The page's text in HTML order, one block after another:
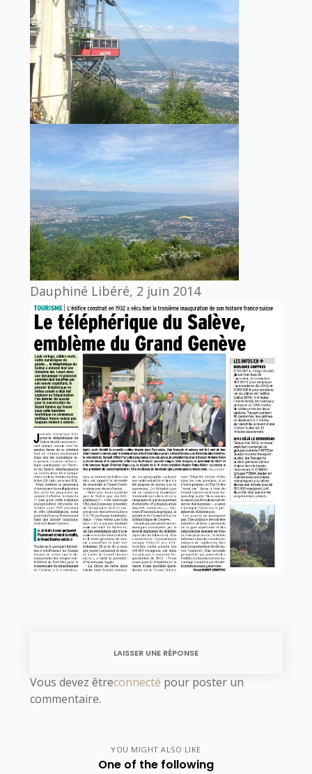
Dauphiné Libéré, 2 juin 2014
LAISSER UNE RÉPONSE
Vous devez êtreconnecté pour poster un
commentaire.
YOU MIGHT ALSO LIKE
One of the following